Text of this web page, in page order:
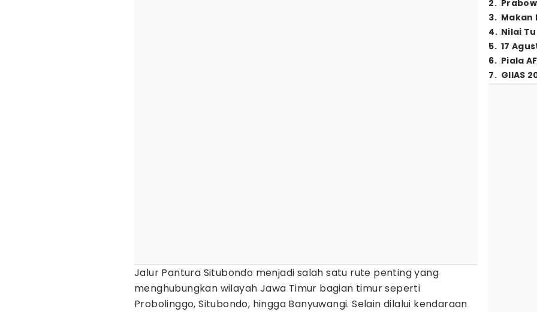
Jalur Pantura Situbondo menjadi salah satu rute penting yang
menghubungkan wilayah Jawa Timur bagian timur seperti
Probolinggo, Situbondo, hingga Banyuwangi. Selain dilalui kendaraan
2.
3. Makan
4. Nilai
5. 17
6. Piala
7. GIIAS